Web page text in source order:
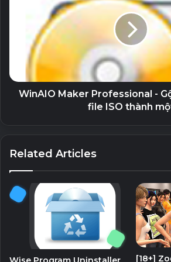
19 September, 2023
GiliSoft Secure
– Ghi đĩa CD/DVD
7 September, 2023
Stellar Repair for
Unlocked) – Sửa
Eltima USB Network
qua Internet
23 August, 2023
Disk Analyzer có thể phân tích
dung lượng đĩa của tất cả các
WinAIO Maker Professional -
file ISO thành
Related Articles
[18+]